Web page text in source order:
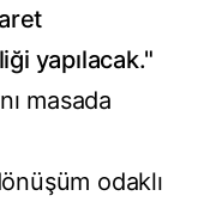
yapılacak."
masada
odaklı